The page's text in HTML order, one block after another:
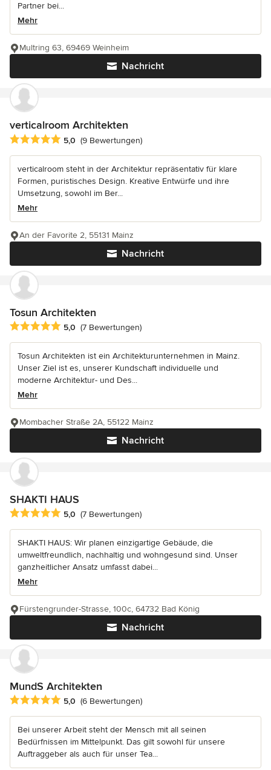
Partner bei...
Mehr
Nachricht
Multring 63, 69469 Weinheim
verticalroom Architekten
Durchschnittliche Bewertung: 5 von 5 Sternen
5,0 (9 Bewertungen)
verticalroom steht in der Architektur repräsentativ für klare
Formen, puristisches Design. Kreative Entwürfe und ihre
Umsetzung, sowohl im Ber...
Mehr
Nachricht
An der Favorite 2, 55131 Mainz
Tosun Architekten
Durchschnittliche Bewertung: 5 von 5 Sternen
5,0 (7 Bewertungen)
Tosun Architekten ist ein Architekturunternehmen in Mainz.
Unser Ziel ist es, unserer Kundschaft individuelle und
moderne Architektur- und Des...
Mehr
Nachricht
Mombacher Straße 2A, 55122 Mainz
SHAKTI HAUS
Durchschnittliche Bewertung: 5 von 5 Sternen
5,0 (7 Bewertungen)
SHAKTI HAUS: Wir planen einzigartige Gebäude, die
umweltfreundlich, nachhaltig und wohngesund sind. Unser
ganzheitlicher Ansatz umfasst dabei...
Mehr
Nachricht
Fürstengrunder-Strasse, 100c, 64732 Bad König
MundS Architekten
Durchschnittliche Bewertung: 5 von 5 Sternen
5,0 (6 Bewertungen)
Bei unserer Arbeit steht der Mensch mit all seinen
Bedürfnissen im Mittelpunkt. Das gilt sowohl für unsere
Auftraggeber als auch für unser Tea...